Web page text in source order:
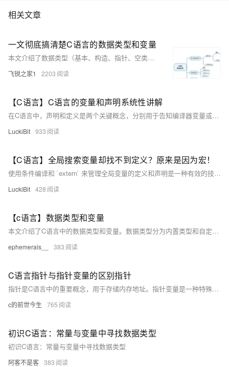
相关文章
一文彻底搞清楚C语言的数据类型和变量
本文介绍了数据类型（基本、构造、指针、空类型）、变量（使用、命名规则、作用域）和常量（字面、符号、枚举、表达式），帮助初学者理解编程基础概念。坚持学习，定能创造奇迹！
飞锐之家1 2203
【C语言】C语言的变量和声明系统性讲解
在C语言中，声明和定义是两个关键概念，分别用于告知编译器变量或函数的存在（声明）和实际创建及分配内存（定义）。声明可以多次出现，而定义只能有一次。声明通常位于头文件中，定义则在源文件中。通过合理组织头文件和源文件，可以提高代码的模块化和可维护性。示例包括全局变量、局部变量、函数、结构体、联合体、数组、字符串、枚举和指针的声明与定义。
LuckiBit 933
【C语言】全局搜索变量却找不到定义？原来是因为宏！
使用条件编译和 `extern` 来管理全局变量的定义和声明是一种有效的技术，但应谨慎使用。在可能的情况下，应该优先考虑使用局部变量、函数参数和返回值、静态变量或者更高级的封装技术（如结构体和类）来减少全局变量的使用。
LuckiBit 428
【c语言】数据类型和变量
本文介绍了C语言中的数据类型和变量。数据类型分为内置类型和自定义类型，内置类型包括字符型、整型、浮点型等，每种类型有不同的内存大小和取值范围。变量分为全局变量和局部变量，它们在内存中的存储位置也有所不同，分别位于静态区和栈区。通过示例代码和图解，详细阐述了这些概念及其应用。
ephemerals__ 383
C语言指针与指针变量的区别指针
指针是C语言中的重要概念，用于存储内存地址。指针变量是一种特殊的变量，用于存放其他变量的内存地址，通过指针可以间接访问和修改该变量的值。指针与指针变量的主要区别在于：指针是一个泛指的概念，而指针变量是具体的实现形式。
c的前世今生 765
初识C语言：常量与变量中寻找数据类型
初识C语言：常量与变量中寻找数据类型
阿客不是客 383